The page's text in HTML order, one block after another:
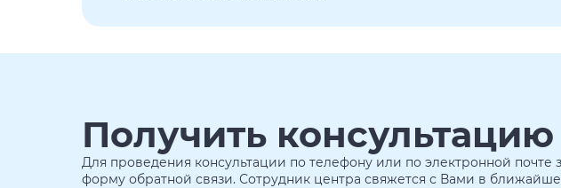
Получить
Для проведения консультации по телефону или по электронной почте
форму обратной связи. Сотрудник центра свяжется с Вами в